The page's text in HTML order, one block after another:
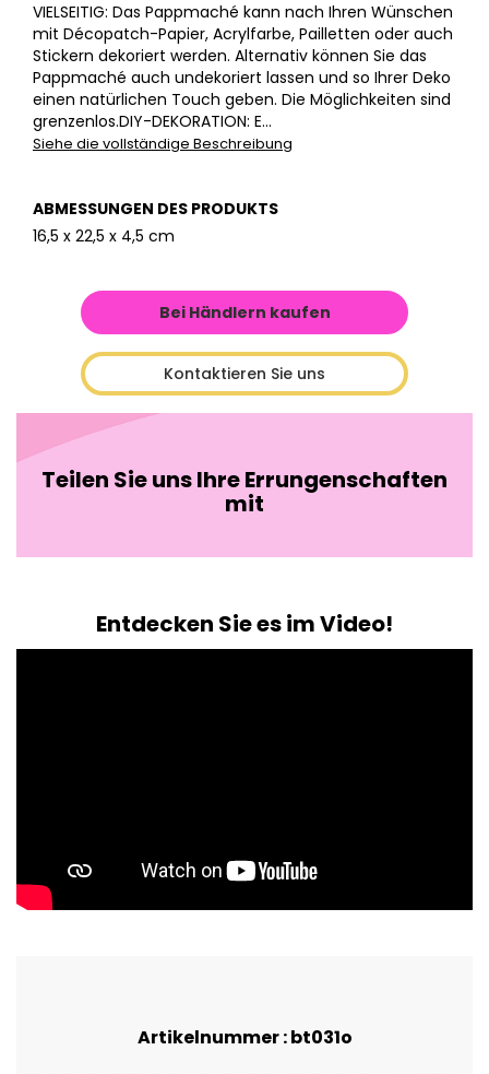
VIELSEITIG: Das Pappmaché kann nach Ihren Wünschen
mit Décopatch-Papier, Acrylfarbe, Pailletten oder auch
Stickern dekoriert werden. Alternativ können Sie das
Pappmaché auch undekoriert lassen und so Ihrer Deko
einen natürlichen Touch geben. Die Möglichkeiten sind
grenzenlos.DIY-DEKORATION: E...
Siehe die vollständige Beschreibung
ABMESSUNGEN DES PRODUKTS
16,5 x 22,5 x 4,5 cm
Bei Händlern kaufen
Kontaktieren Sie uns
Teilen Sie uns Ihre Errungenschaften
mit
Entdecken Sie es im Video!
Artikelnummer : bt031o